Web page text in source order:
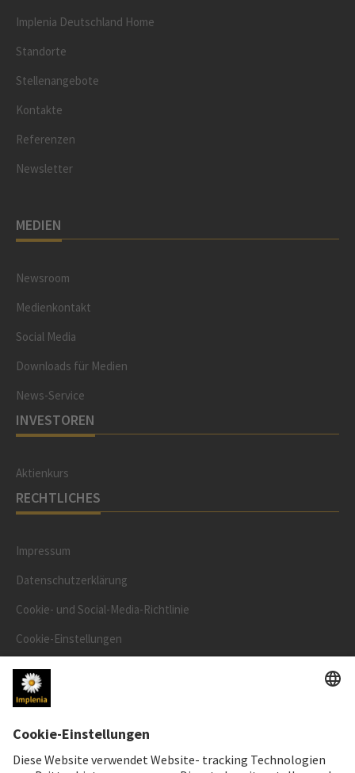
Implenia Deutschland Home
Standorte
Stellenangebote
Kontakte
Referenzen
Newsletter
MEDIEN
Newsroom
Medienkontakt
Social Media
Downloads für Medien
News-Service
INVESTOREN
Aktienkurs
RECHTLICHES
Impressum
Datenschutzerklärung
Cookie- und Social-Media-Richtlinie
Cookie-Einstellungen
Speak Up Line
AKTIENKURS
SWX: Implenia AG